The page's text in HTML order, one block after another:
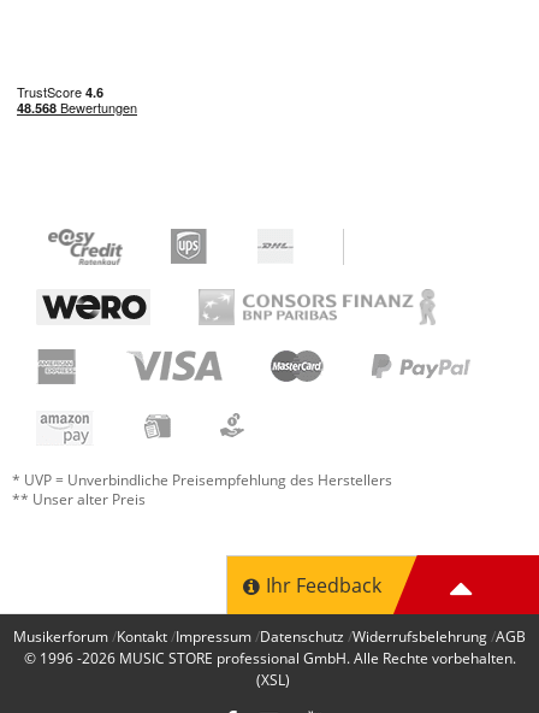
* UVP = Unverbindliche Preisempfehlung des Herstellers
** Unser alter Preis
Ihr Feedback
Musikerforum Kontakt Impressum Datenschutz Widerrufsbelehrung AGB
© 1996 -2026 MUSIC STORE professional GmbH. Alle Rechte vorbehalten.
(XSL)